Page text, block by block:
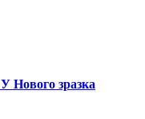
Нового зразка